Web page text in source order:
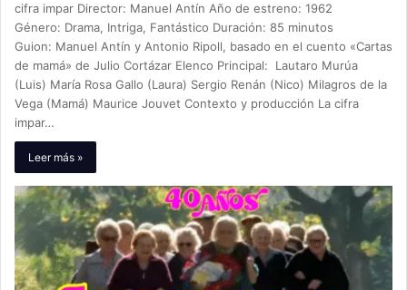
cifra impar Director: Manuel Antín Año de estreno: 1962
Género: Drama, Intriga, Fantástico Duración: 85 minutos
Guion: Manuel Antín y Antonio Ripoll, basado en el cuento «Cartas
de mamá» de Julio Cortázar Elenco Principal: Lautaro Murúa
(Luis) María Rosa Gallo (Laura) Sergio Renán (Nico) Milagros de la
Vega (Mamá) Maurice Jouvet Contexto y producción La cifra
impar…
Leer más »